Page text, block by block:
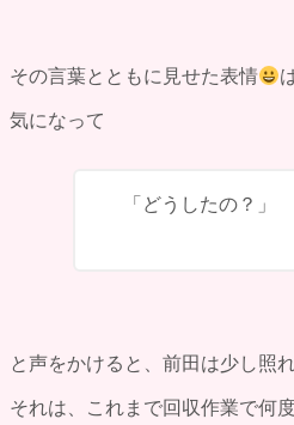
よくある質問
評価・口コミ
会社概要
その言葉とともに見せた表情
気になって
「どうしたの？」
と声をかけると、前田は少し照
それは、これまで回収作業で何